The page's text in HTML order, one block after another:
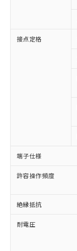
接点定格
端子仕様
許容操作頻度
絶縁抵抗
耐電圧
ご利
ご利用くだ
本
商
(税
当
本
こ
在
対応
非含有に
対応予定
有に対応
対応予定
非含有に
定はありま
調査・確
非含有の
害物質有
仕入先様
いたもの
むを得ず
※1 中国
「○」：
基準値以
「×」：
基準値を
「－」：
当
為